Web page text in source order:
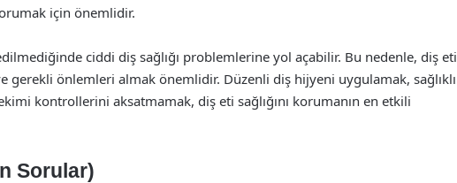
için önemlidir.
ciddi diş sağlığı problemlerine yol açabilir. Bu nedenle, diş eti
gerekli önlemleri almak önemlidir. Düzenli diş hijyeni uygulamak, sağlıklı
kontrollerini aksatmamak, diş eti sağlığını korumanın en etkili
Sorular)